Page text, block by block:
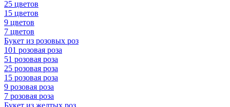
25 цветов
15 цветов
9 цветов
7 цветов
Букет из розовых роз
101 розовая роза
51 розовая роза
25 розовая роза
15 розовая роза
9 розовая роза
7 розовая роза
Букет из желтых роз